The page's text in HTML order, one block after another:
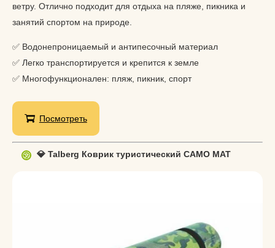
ветру. Отлично подходит для отдыха на пляже, пикника и
занятий спортом на природе.
✅ Водонепроницаемый и антипесочный материал
✅ Легко транспортируется и крепится к земле
✅ Многофункционален: пляж, пикник, спорт
Посмотреть
💎 Talberg Коврик туристический CAMO MAT